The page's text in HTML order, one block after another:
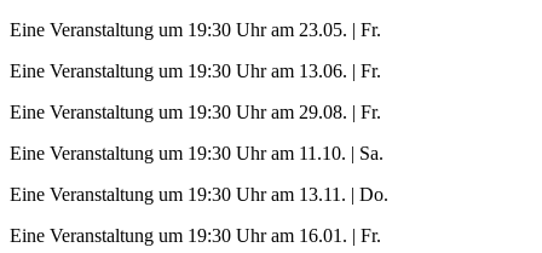
Eine Veranstaltung um 19:30 Uhr am 23.05. | Fr.
Eine Veranstaltung um 19:30 Uhr am 13.06. | Fr.
Eine Veranstaltung um 19:30 Uhr am 29.08. | Fr.
Eine Veranstaltung um 19:30 Uhr am 11.10. | Sa.
Eine Veranstaltung um 19:30 Uhr am 13.11. | Do.
Eine Veranstaltung um 19:30 Uhr am 16.01. | Fr.